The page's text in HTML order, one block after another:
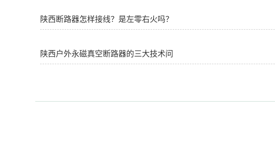
陕西断路器怎样接线？是左零右火吗？
陕西户外永磁真空断路器的三大技术问